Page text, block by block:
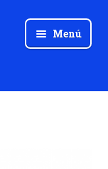
Menú